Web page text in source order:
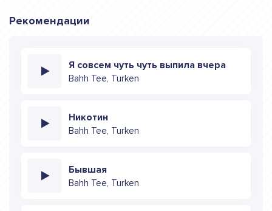
Рекомендации
Я совсем чуть чуть выпила вчера
Bahh Tee, Turken
Никотин
Bahh Tee, Turken
Бывшая
Bahh Tee, Turken